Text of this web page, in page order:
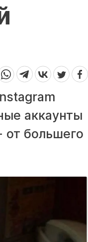
аккаунты
от большего